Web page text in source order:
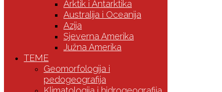
Arktik i Antarktika
Australija i Oceanija
Azija
Sjeverna Amerika
Južna Amerika
TEME
Geomorfologija i
pedogeografija